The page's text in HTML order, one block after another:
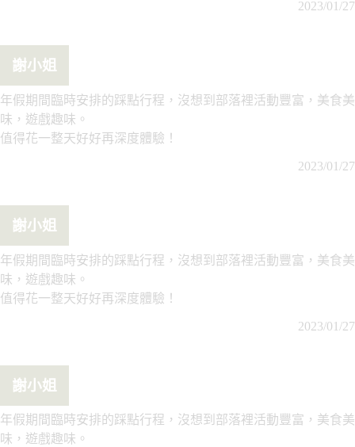
2023/01/27
謝小姐
年假期間臨時安排的踩點行程，沒想到部落裡活動豐富，美食美
味，遊戲趣味。
值得花一整天好好再深度體驗！
2023/01/27
謝小姐
年假期間臨時安排的踩點行程，沒想到部落裡活動豐富，美食美
味，遊戲趣味。
值得花一整天好好再深度體驗！
2023/01/27
謝小姐
年假期間臨時安排的踩點行程，沒想到部落裡活動豐富，美食美
味，遊戲趣味。